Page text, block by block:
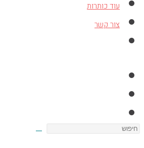
עוד כותרות
צור קשר
Search